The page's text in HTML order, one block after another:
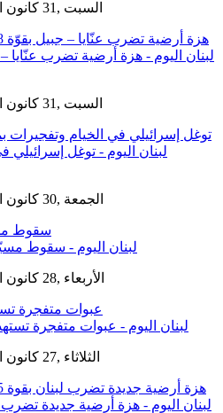
GMT 10:03 2026 السبت ,31 كانون الثاني / يناير
هزة أرضية تضرب عنّايا – جبيل بقوّة 2.8 درجات على مقياس ريختر
GMT 09:40 2026 السبت ,31 كانون الثاني / يناير
توغل إسرائيلي في الخيام وتفجيرات
GMT 10:13 2026 الجمعة ,30 كانون الثاني / يناير
سقوط
GMT 07:19 2026 الأربعاء ,28 كانون الثاني / يناير
عبوات متفجرة
GMT 18:47 2026 الثلاثاء ,27 كانون الثاني / يناير
هزة أرضية جديدة تضرب لبنان بقوة 2.5 درجات على مقياس ريختر